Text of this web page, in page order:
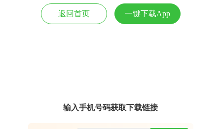
返回首页 一键下载App
输入手机号码获取下载链接